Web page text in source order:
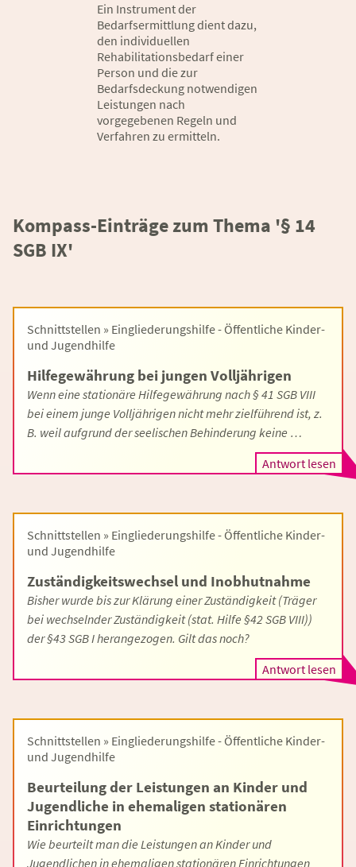
Ein Instrument der
Bedarfsermittlung dient dazu,
den individuellen
Rehabilitationsbedarf einer
Person und die zur
Bedarfsdeckung notwendigen
Leistungen nach
vorgegebenen Regeln und
Verfahren zu ermitteln.
Kompass-Einträge zum Thema '§ 14
SGB IX'
Schnittstellen » Eingliederungshilfe - Öffentliche Kinder-
und Jugendhilfe
Hilfegewährung bei jungen Volljährigen
Wenn eine stationäre Hilfegewährung nach § 41 SGB VIII
bei einem junge Volljährigen nicht mehr zielführend ist, z.
B. weil aufgrund der seelischen Behinderung keine …
Antwort lesen
Schnittstellen » Eingliederungshilfe - Öffentliche Kinder-
und Jugendhilfe
Zuständigkeitswechsel und Inobhutnahme
Bisher wurde bis zur Klärung einer Zuständigkeit (Träger
bei wechselnder Zuständigkeit (stat. Hilfe §42 SGB VIII))
der §43 SGB I herangezogen. Gilt das noch?
Antwort lesen
Schnittstellen » Eingliederungshilfe - Öffentliche Kinder-
und Jugendhilfe
Beurteilung der Leistungen an Kinder und
Jugendliche in ehemaligen stationären
Einrichtungen
Wie beurteilt man die Leistungen an Kinder und
Jugendlichen in ehemaligen stationären Einrichtungen